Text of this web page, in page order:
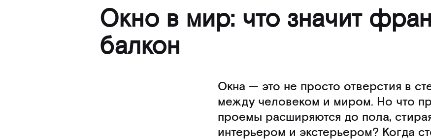
Окно в мир: что значит
балкон
Окна — это не просто отверстия в
между человеком и миром. Но что
проемы расширяются до пола,
интерьером и экстерьером? Когда